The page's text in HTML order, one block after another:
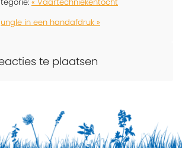
« Vaartechniekentocht
in een handafdruk »
te plaatsen